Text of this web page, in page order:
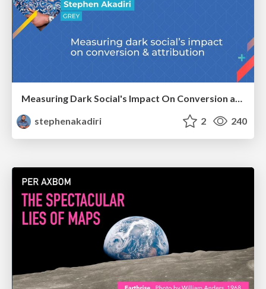
Measuring Dark Social's Impact On Conversion and Attribution
stephenakadiri
2 240